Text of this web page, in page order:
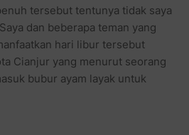
tersebut tentunya tidak saya
dan beberapa teman yang
hari libur tersebut
Cianjur yang menurut seorang
bubur ayam layak untuk